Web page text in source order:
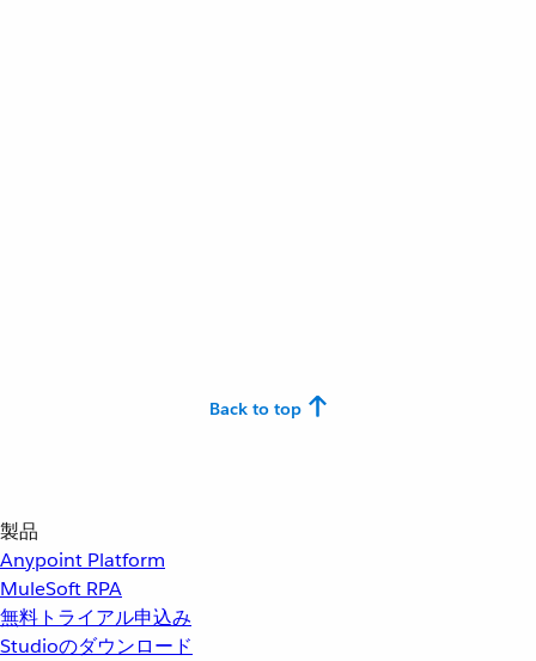
Back to top
製品
Anypoint Platform
MuleSoft RPA
無料トライアル申込み
Studioのダウンロード